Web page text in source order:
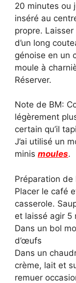
20 minutes ou
inséré au
propre.
d’un long
génoise en un
moule à
Réserver.
Note de BM:
légèrement
certain qu’il
J’ai utilisé un
minis moules.
Préparation de
Placer le café
casserole.
et laissé agir 5
Dans un bol
d’œufs
Dans un
crème, lait et
remuer